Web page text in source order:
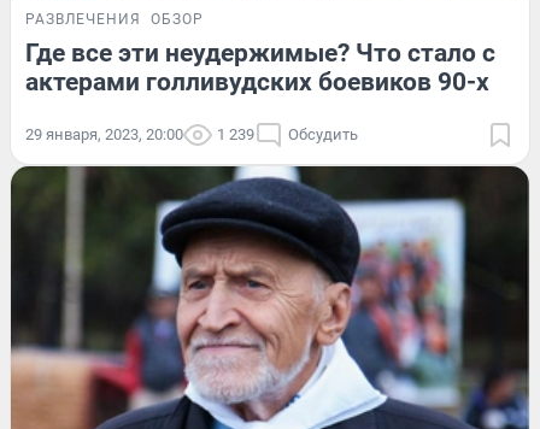
РАЗВЛЕЧЕНИЯ ОБЗОР
Где все эти неудержимые? Что стало с
актерами голливудских боевиков 90-х
29 января, 2023, 20:00 1 239 Обсудить